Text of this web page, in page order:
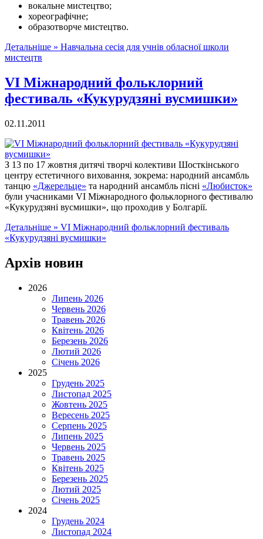
вокальне мистецтво;
хореографічне;
образотворче мистецтво.
Детальніше » Навчальна сесія для учнів обласної школи
мистецтв
VI Міжнародний фольклорний
фестиваль «Кукурудзяні вусмишки»
02.11.2011
З 13 по 17 жовтня дитячі творчі колективи Шосткінського
центру естетичного виховання, зокрема: народний ансамбль
танцю «Джерельце» та народний ансамбль пісні «Любисток»
були учасниками VI Міжнародного фольклорного фестивалю
«Кукурудзяні вусмишки», що проходив у Болгарії.
Детальніше » VI Міжнародний фольклорний фестиваль
«Кукурудзяні вусмишки»
Архів новин
2026
Липень 2026
Червень 2026
Травень 2026
Квітень 2026
Березень 2026
Лютий 2026
Січень 2026
2025
Грудень 2025
Листопад 2025
Жовтень 2025
Вересень 2025
Серпень 2025
Липень 2025
Червень 2025
Травень 2025
Квітень 2025
Березень 2025
Лютий 2025
Січень 2025
2024
Грудень 2024
Листопад 2024